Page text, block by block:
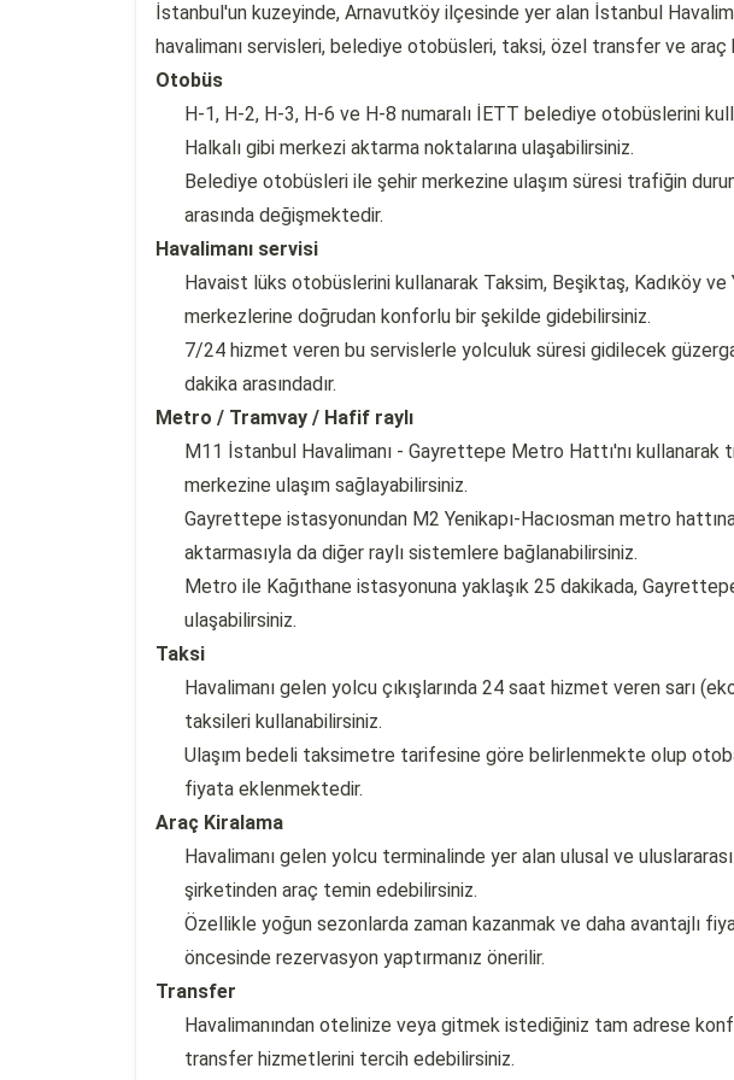
İstanbul'un kuzeyinde, Arnavutköy ilçesinde yer alan İstanbul
havalimanı servisleri, belediye otobüsleri, taksi, özel transfer ve araç
Otobüs
H-1, H-2, H-3, H-6 ve H-8 numaralı İETT belediye otobüslerini
Halkalı gibi merkezi aktarma noktalarına ulaşabilirsiniz.
Belediye otobüsleri ile şehir merkezine ulaşım süresi trafiğin
arasında değişmektedir.
Havalimanı servisi
Havaist lüks otobüslerini kullanarak Taksim, Beşiktaş, Kadıköy ve
merkezlerine doğrudan konforlu bir şekilde gidebilirsiniz.
7/24 hizmet veren bu servislerle yolculuk süresi gidilecek
dakika arasındadır.
Metro / Tramvay / Hafif raylı
M11 İstanbul Havalimanı - Gayrettepe Metro Hattı'nı kullanarak
merkezine ulaşım sağlayabilirsiniz.
Gayrettepe istasyonundan M2 Yenikapı-Hacıosman metro
aktarmasıyla da diğer raylı sistemlere bağlanabilirsiniz.
Metro ile Kağıthane istasyonuna yaklaşık 25 dakikada,
ulaşabilirsiniz.
Taksi
Havalimanı gelen yolcu çıkışlarında 24 saat hizmet veren sarı
taksileri kullanabilirsiniz.
Ulaşım bedeli taksimetre tarifesine göre belirlenmekte olup
fiyata eklenmektedir.
Araç Kiralama
Havalimanı gelen yolcu terminalinde yer alan ulusal ve
şirketinden araç temin edebilirsiniz.
Özellikle yoğun sezonlarda zaman kazanmak ve daha avantajlı
öncesinde rezervasyon yaptırmanız önerilir.
Transfer
Havalimanından otelinize veya gitmek istediğiniz tam adrese
transfer hizmetlerini tercih edebilirsiniz.